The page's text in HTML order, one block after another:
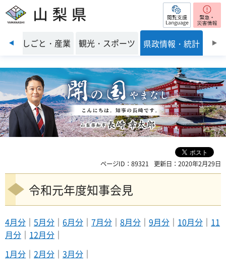
山梨県 閲覧支援
前のスライドを表示
境 しごと・産業 観光・スポーツ 県政情報・統計
ページID：89321 更新日：2020年2月29日
令和元年度知事会見
4月分 ｜ 5月分 ｜ 6月分 ｜ 7月分 ｜ 8月分 ｜ 9月分 ｜ 10月分 ｜ 11
月分 ｜ 12月分 ｜
1月分 ｜ 2月分 ｜ 3月分 ｜